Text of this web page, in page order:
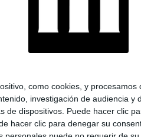
como cookies, y
investigación de audiencia y
dispositivos. Puede hacer clic
hacer clic para denegar su